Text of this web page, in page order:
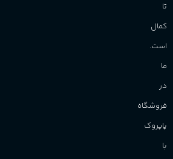
تا
کمال
است.
ما
در
فروشگاه
پاپروک
با